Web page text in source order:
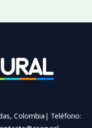
Colombia| Teléfono: